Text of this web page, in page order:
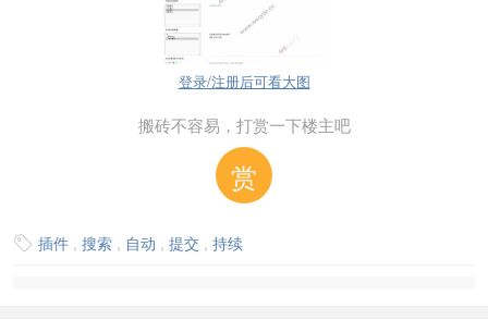
登录/注册后可看大图
搬砖不容易，打赏一下楼主吧
赏
 插件 , 搜索 , 自动 , 提交 , 持续